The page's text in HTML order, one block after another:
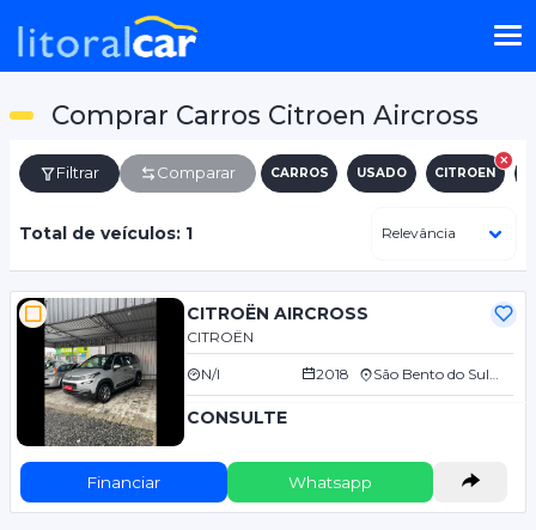
Comprar Carros Citroen Aircross
Filtrar Comparar CARROS USADO CITROEN
Total de veículos: 1
CITROËN AIRCROSS
CITROËN
N/I 2018 São Bento do Sul/SC
CONSULTE
Financiar Whatsapp